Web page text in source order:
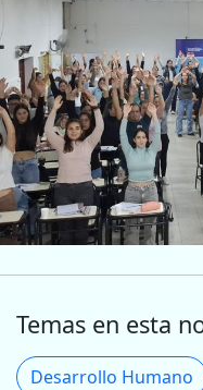
Temas en esta
Desarrollo Humano